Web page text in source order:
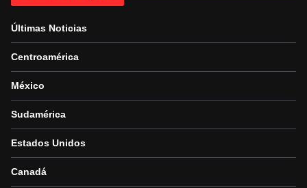
Últimas Noticias
Centroamérica
México
Sudamérica
Estados Unidos
Canadá